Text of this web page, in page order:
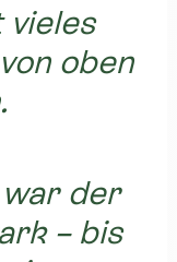
vieles
oben
der
– bis